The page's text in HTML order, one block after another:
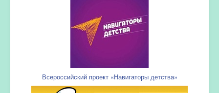
Всероссийский проект «Навигаторы детства»